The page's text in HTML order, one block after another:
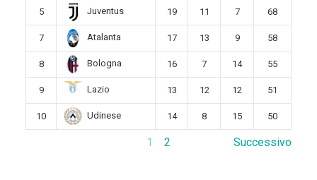
5 Juventus 19 11 7 68
7 Atalanta 17 13 9 58
8 Bologna 16 7 14 55
9 Lazio 13 12 12 51
10 Udinese 14 8 15 50
1 2 Successivo